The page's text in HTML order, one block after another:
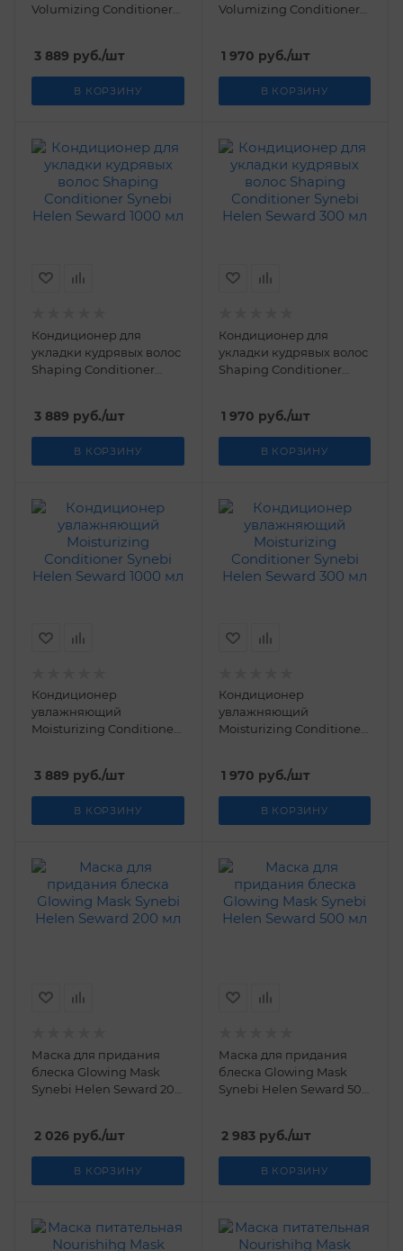
Volumizing Conditioner
3 889 руб./шт
В КОРЗИНУ
Volumizing Conditioner
1 970 руб./шт
В КОРЗИНУ
Кондиционер для
укладки кудрявых волос
Shaping Conditioner
3 889 руб./шт
В КОРЗИНУ
Кондиционер для
укладки кудрявых волос
Shaping Conditioner
1 970 руб./шт
В КОРЗИНУ
Кондиционер
увлажняющий
Moisturizing Conditioner
3 889 руб./шт
В КОРЗИНУ
Кондиционер
увлажняющий
Moisturizing Conditioner
1 970 руб./шт
В КОРЗИНУ
Маска для придания
блеска Glowing Mask
Synebi Helen Seward 200
2 026 руб./шт
В КОРЗИНУ
Маска для придания
блеска Glowing Mask
Synebi Helen Seward 500
2 983руб./шт
В КОРЗИНУ